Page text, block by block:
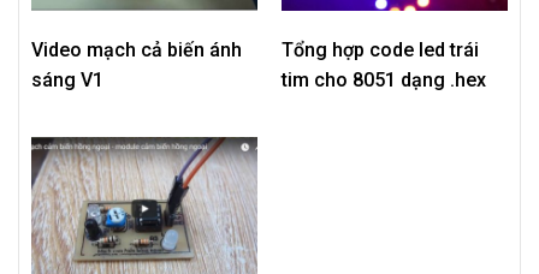
Video mạch cả biến ánh
sáng V1
Tổng hợp code led trái
tim cho 8051 dạng .hex